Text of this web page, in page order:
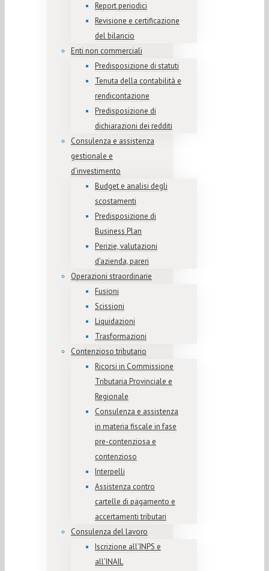
Report periodici
Revisione e certificazione
del bilancio
Enti non commerciali
Predisposizione di statuti
Tenuta della contabilità e
rendicontazione
Predisposizione di
dichiarazioni dei redditi
Consulenza e assistenza
gestionale e
d’investimento
Budget e analisi degli
scostamenti
Predisposizione di
Business Plan
Perizie, valutazioni
d’azienda, pareri
Operazioni straordinarie
Fusioni
Scissioni
Liquidazioni
Trasformazioni
Contenzioso tributario
Ricorsi in Commissione
Tributaria Provinciale e
Regionale
Consulenza e assistenza
in materia fiscale in fase
pre-contenziosa e
contenzioso
Interpelli
Assistenza contro
cartelle di pagamento e
accertamenti tributari
Consulenza del lavoro
Iscrizione all’INPS e
all’INAIL